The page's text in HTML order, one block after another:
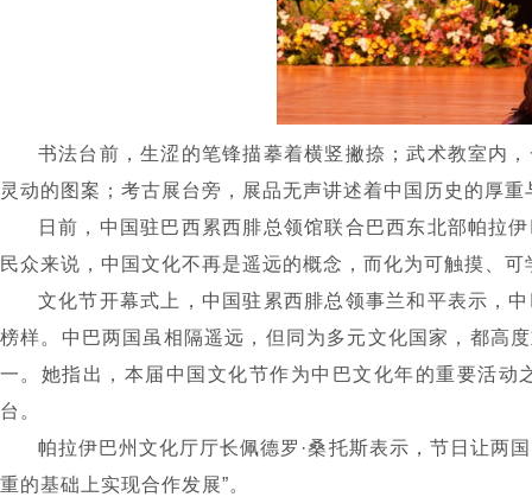
书法台前，生涩的笔锋描摹着横竖撇捺；武术教室内
灵动的图案；考古展台旁，展品无声讲述着中国历史的厚重
日前，中国驻巴西累西腓总领馆联合巴西东北部帕拉
民众来说，中国文化不再是遥远的概念，而化为可触摸、
文化节开幕式上，中国驻累西腓总领事兰和平表示，
榜样。中巴两国虽相隔遥远，但同为多元文化国家，都高
一。她指出，本届中国文化节作为中巴文化年的重要活
台。
帕拉伊巴州文化厅厅长佩德罗 ·桑托斯表示，节日让两
重的基础上实现合作发展”。